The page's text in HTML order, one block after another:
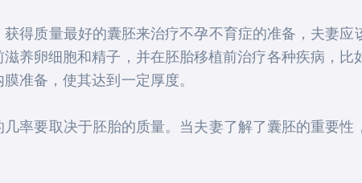
得质量最好的囊胚来治疗不孕不育症的准备，夫妻应
养卵细胞和精子，并在胚胎移植前治疗各种疾病，比
准备，使其达到一定厚度。
率要取决于胚胎的质量。当夫妻了解了囊胚的重要性